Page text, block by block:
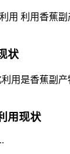
用 利用香蕉
状
利用是香蕉副
用现状